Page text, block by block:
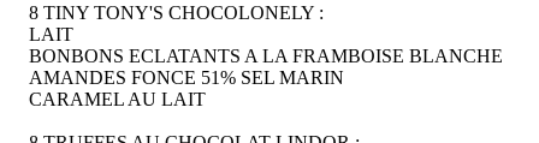
8 TINY TONY'S CHOCOLONELY :
LAIT
BONBONS ECLATANTS A LA FRAMBOISE BLANCHE
AMANDES FONCE 51% SEL MARIN
CARAMEL AU LAIT